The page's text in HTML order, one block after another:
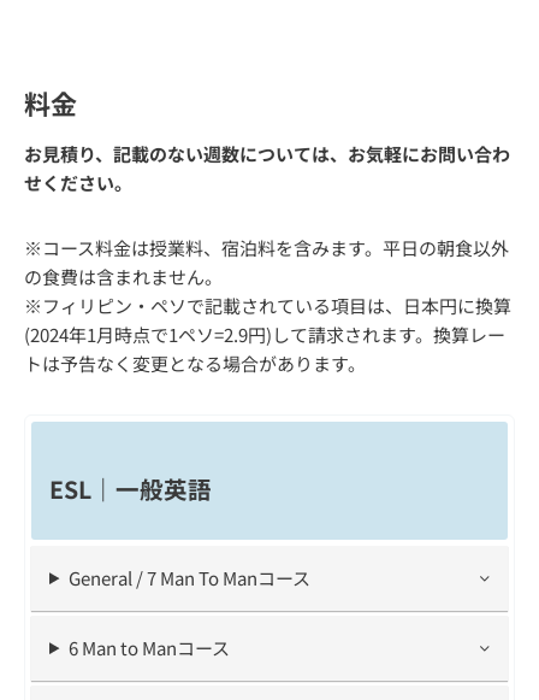
料金
お見積り、記載のない週数については、お気軽にお問い合わ
せください。
※コース料金は授業料、宿泊料を含みます。平日の朝食以外
の食費は含まれません。
※フィリピン・ペソで記載されている項目は、日本円に換算
(2024年1月時点で1ペソ=2.9円)して請求されます。換算レー
トは予告なく変更となる場合があります。
ESL｜一般英語
General / 7 Man To Manコース
6 Man to Manコース